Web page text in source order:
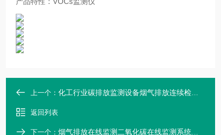
上一个： 化工行业碳排放监测设备烟气排放连续检测系统 麦越M-3000C
返回列表
下一个： 烟气排放在线监测二氧化碳在线监测系统应用于发电厂